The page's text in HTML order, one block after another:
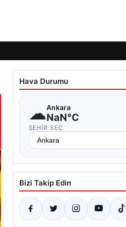
Hava Durumu
☁Ankara
NaN°C
ŞEHIR SEÇ
Bizi Takip Edin